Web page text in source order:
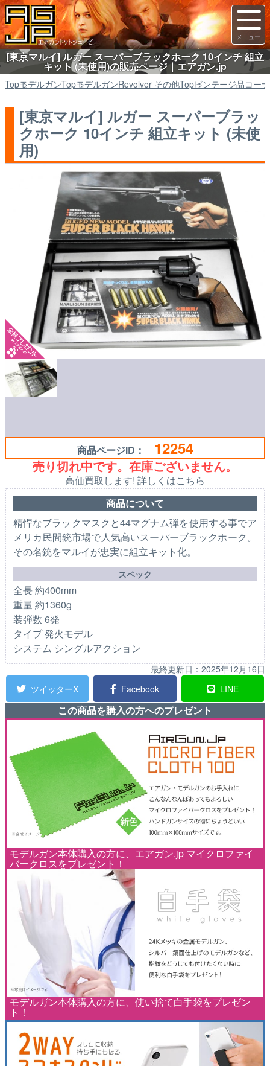
[東京マルイ] ルガー スーパーブラックホーク 10インチ 組立
キット (未使用)の販売ページ｜エアガン.jp
TopモデルガンTopモデルガンRevolver その他Topビンテージ品コー
[東京マルイ] ルガー スーパーブラッ
クホーク 10インチ 組立キット (未使
用)
商品ページID： 12254
売り切れ中です。在庫ございません。
高価買取します! 詳しくはこちら
商品について
精悍なブラックマスクと44マグナム弾を使用する事でア
メリカ民間銃市場で人気高いスーパーブラックホーク。
その名銃をマルイが忠実に組立キット化。
スペック
全長 約400mm
重量 約1360g
装弾数 6発
タイプ 発火モデル
システム シングルアクション
最終更新日： 2025年12月16日
ツイッターX
Facebook LINE
この商品を購入の方へのプレゼント
モデルガン本体購入の方に、エアガン.jp マイクロファイ
バークロスをプレゼント！
モデルガン本体購入の方に、使い捨て白手袋をプレゼン
ト！